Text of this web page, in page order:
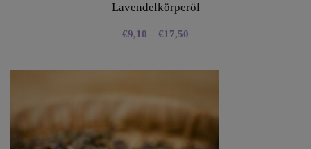
Lavendelkörperöl
€9,10 – €17,50